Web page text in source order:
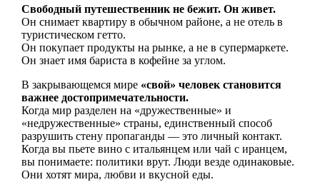
Свободный путешественник не бежит. Он живет.
Он снимает квартиру в обычном районе, а не отель в
туристическом гетто.
Он покупает продукты на рынке, а не в супермаркете.
Он знает имя бариста в кофейне за углом.
В закрывающемся мире «свой» человек становится
важнее достопримечательности.
Когда мир разделен на «дружественные» и
«недружественные» страны, единственный способ
разрушить стену пропаганды — это личный контакт.
Когда вы пьете вино с итальянцем или чай с иранцем,
вы понимаете: политики врут. Люди везде одинаковые.
Они хотят мира, любви и вкусной еды.